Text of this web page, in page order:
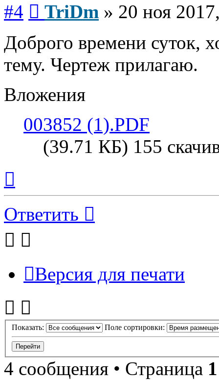
#4 TriDm » 20 ноя
Доброго времени суток,
тему. Чертеж прилагаю.
Вложения
003852 (1).PDF
(39.71 КБ) 155
началу
Ответить
Версия для печати
Показать: Поле сортировки:
4 сообщения • Страница 1